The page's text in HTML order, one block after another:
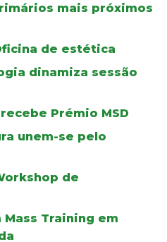
mais próximos
de estética
dinamiza sessão
Prémio MSD
unem-se pelo
de
Mass Training em